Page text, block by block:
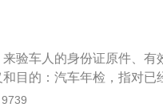
我们可以登录北京市的交
有处理完。如果没有处理
，在缴纳完的两个工作日
到车辆管理所办理资料的
的话车辆不能有不符合规
验车人的身份证原件、有
目的：汽车年检，指对已
运行安全技术条件》进行